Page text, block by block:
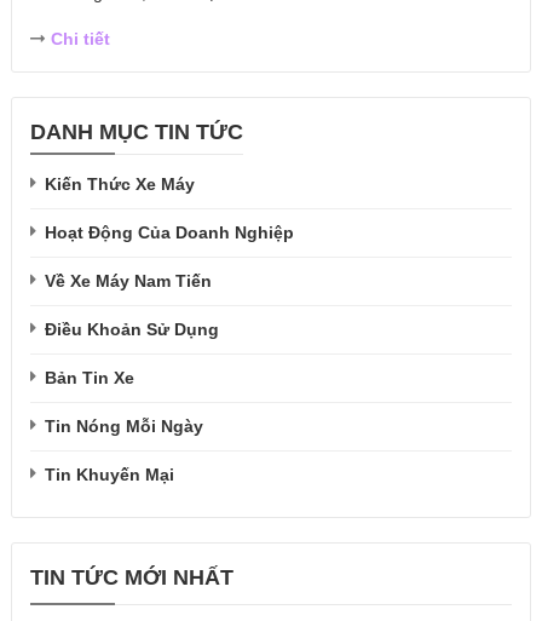
Chi tiết
DANH MỤC TIN TỨC
Kiến Thức Xe Máy
Hoạt Động Của Doanh Nghiệp
Về Xe Máy Nam Tiến
Điều Khoản Sử Dụng
Bản Tin Xe
Tin Nóng Mỗi Ngày
Tin Khuyến Mại
TIN TỨC MỚI NHẤT